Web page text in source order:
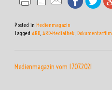
Posted in Medienmagazin
Tagged ARD, ARD-Mediathek Dokumentarfilm
Medienmagazin vom 17.07.2021